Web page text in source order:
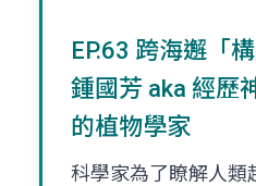
EP.63 跨海邂「
鍾國芳 aka 經歷
的植物學家
科學家為了瞭解人類